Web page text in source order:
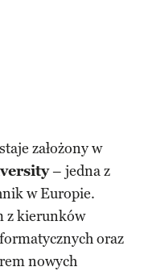
założony w
– jedna z
w Europie.
z kierunków
oraz
nowych